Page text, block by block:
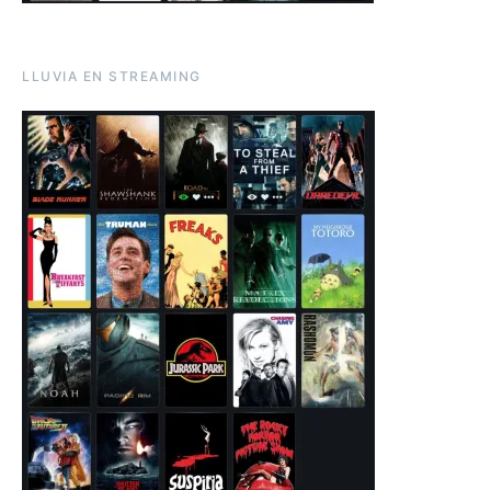
LLUVIA EN STREAMING